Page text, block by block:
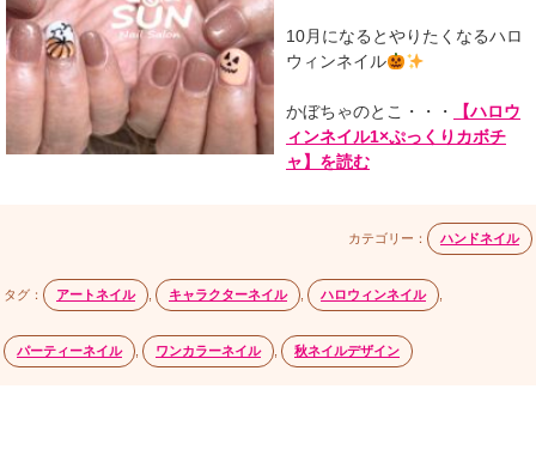
10月になるとやりたくなるハロ
ウィンネイル
かぼちゃのとこ・・・
【ハロウ
ィンネイル1×ぷっくりカボチ
ャ】を読む
カテゴリー： ハンドネイル
タグ： アートネイル キャラクターネイル ハロウィンネイル
パーティーネイル ワンカラーネイル 秋ネイルデザイン